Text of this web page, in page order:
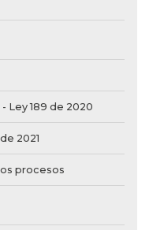
Ley 189 de 2020
2021
procesos